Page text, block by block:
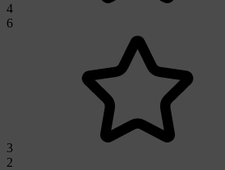
4
6
3
2